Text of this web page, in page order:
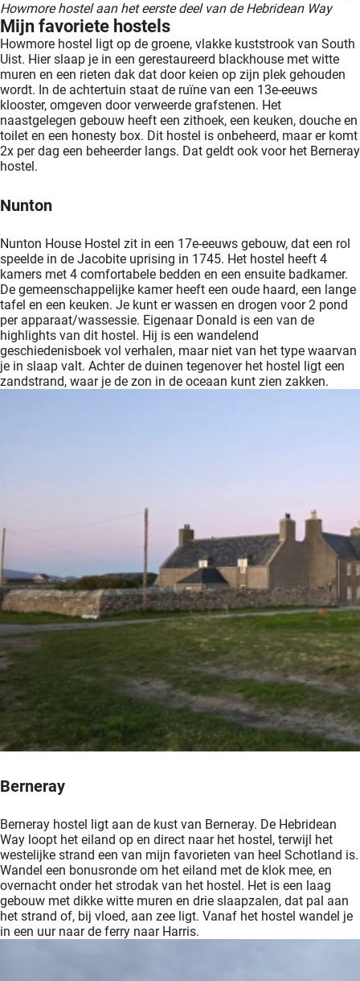
Howmore hostel aan het eerste deel van de Hebridean Way
Mijn favoriete hostels
Howmore hostel ligt op de groene, vlakke kuststrook van South
Uist. Hier slaap je in een gerestaureerd blackhouse met witte
muren en een rieten dak dat door keien op zijn plek gehouden
wordt. In de achtertuin staat de ruïne van een 13e-eeuws
klooster, omgeven door verweerde grafstenen. Het
naastgelegen gebouw heeft een zithoek, een keuken, douche en
toilet en een honesty box. Dit hostel is onbeheerd, maar er komt
2x per dag een beheerder langs. Dat geldt ook voor het Berneray
hostel.
Nunton
Nunton House Hostel zit in een 17e-eeuws gebouw, dat een rol
speelde in de Jacobite uprising in 1745. Het hostel heeft 4
kamers met 4 comfortabele bedden en een ensuite badkamer.
De gemeenschappelijke kamer heeft een oude haard, een lange
tafel en een keuken. Je kunt er wassen en drogen voor 2 pond
per apparaat/wassessie. Eigenaar Donald is een van de
highlights van dit hostel. Hij is een wandelend
geschiedenisboek vol verhalen, maar niet van het type waarvan
je in slaap valt. Achter de duinen tegenover het hostel ligt een
zandstrand, waar je de zon in de oceaan kunt zien zakken.
Berneray
Berneray hostel ligt aan de kust van Berneray. De Hebridean
Way loopt het eiland op en direct naar het hostel, terwijl het
westelijke strand een van mijn favorieten van heel Schotland is.
Wandel een bonusronde om het eiland met de klok mee, en
overnacht onder het strodak van het hostel. Het is een laag
gebouw met dikke witte muren en drie slaapzalen, dat pal aan
het strand of, bij vloed, aan zee ligt. Vanaf het hostel wandel je
in een uur naar de ferry naar Harris.